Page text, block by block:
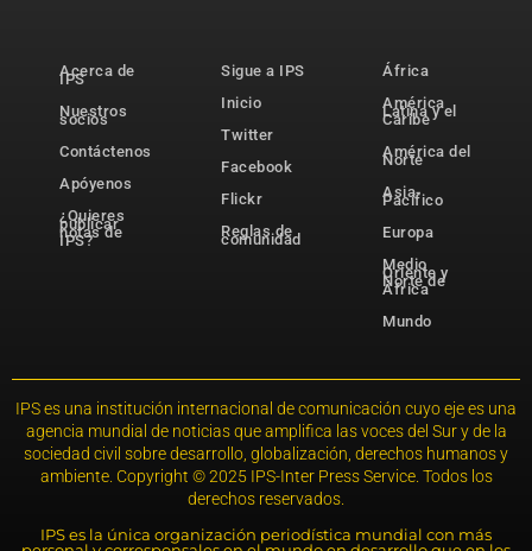
Acerca de
IPS
Nuestros
socios
Contáctenos
Apóyenos
¿Quieres
publicar
notas de
IPS?
Sigue a IPS
Inicio
Twitter
Facebook
Flickr
Reglas de
comunidad
África
América
Latina y el
Caribe
América del
Norte
Asia-
Pacífico
Europa
Medio
Oriente y
Norte de
África
Mundo
IPS es una institución internacional de comunicación cuyo eje es una
agencia mundial de noticias que amplifica las voces del Sur y de la
sociedad civil sobre desarrollo, globalización, derechos humanos y
ambiente. Copyright © 2025 IPS-Inter Press Service. Todos los
derechos reservados.
IPS es la única organización periodística mundial con más